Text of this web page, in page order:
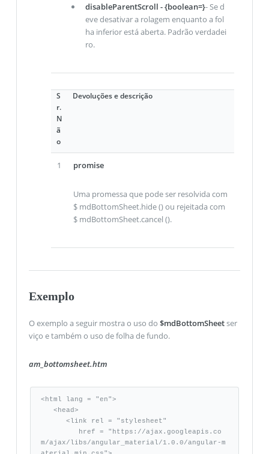
disableParentScroll - {boolean=}- Se d
eve desativar a rolagem enquanto a fol
ha inferior está aberta. Padrão verdadei
ro.
S
r.
N
ã
o
Devoluções e descrição
1 promise
Uma promessa que pode ser resolvida com
$ mdBottomSheet.hide () ou rejeitada com
$ mdBottomSheet.cancel ().
Exemplo
O exemplo a seguir mostra o uso do $mdBottomSheetser
viço e também o uso de folha de fundo.
am_bottomsheet.htm
<html lang = "en">
m/ajax/libs/angular_material/1.0.0/angular-m